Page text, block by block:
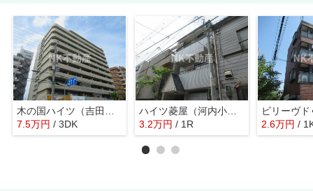
7.5万円 / 3DK
ハイツ菱屋（河内小阪賃貸）
3.2万円 / 1R 2.6万円 /